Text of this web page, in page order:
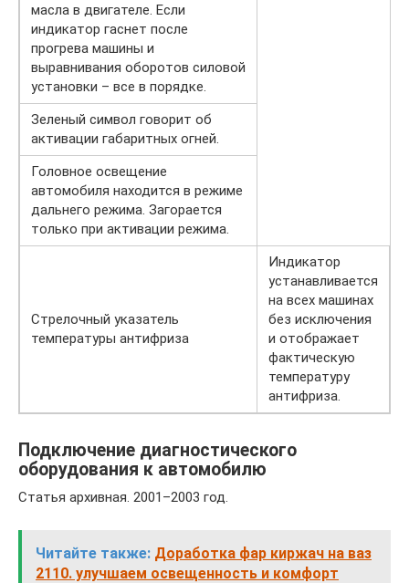
масла в двигателе. Если
индикатор гаснет после
прогрева машины и
выравнивания оборотов силовой
установки – все в порядке.
Зеленый символ говорит об
активации габаритных огней.
Головное освещение
автомобиля находится в режиме
дальнего режима. Загорается
только при активации режима.
Стрелочный указатель
температуры антифриза
Индикатор
устанавливается
на всех машинах
без исключения
и отображает
фактическую
температуру
антифриза.
Подключение диагностического
оборудования к автомобилю
Статья архивная. 2001–2003 год.
Читайте также: Доработка фар киржач на ваз
2110. улучшаем освещенность и комфорт